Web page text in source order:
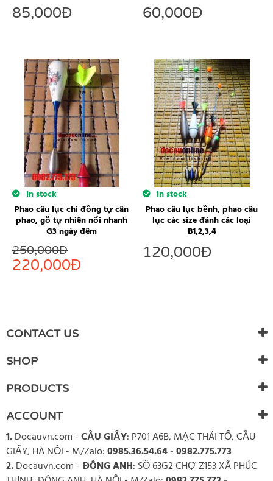
85,000Đ 60,000Đ
In stock
Phao câu lục chì đồng tự cân
phao, gỗ tự nhiên nổi nhanh
G3 ngày đêm
250,000Đ
220,000Đ
In stock
Phao câu lục bềnh, phao câu
lục các size đánh các loại
B1,2,3,4
120,000Đ
CONTACT US
SHOP
PRODUCTS
ACCOUNT
1.Docauvn.com -CẦU GIẤY: P701 A6B, MẠC THÁI TỔ, CẦU
GIẤY, HÀ NỘI - M/Zalo:0985.36.54.64 - 0982.775.773
2.Docauvn.com - ĐÔNG ANH: SỐ 63G2 CHỢ Z153 XÃ PHÚC